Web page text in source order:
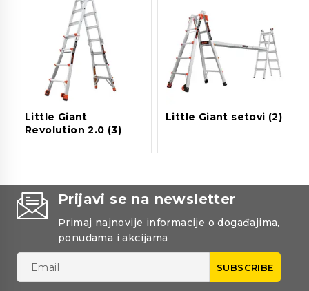
Little Giant
Revolution 2.0 (3)
Little Giant setovi (2)
Prijavi se na newsletter
Primaj najnovije informacije o događajima,
ponudama i akcijama